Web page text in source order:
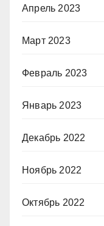
Апрель 2023
Март 2023
Февраль 2023
Январь 2023
Декабрь 2022
Ноябрь 2022
Октябрь 2022